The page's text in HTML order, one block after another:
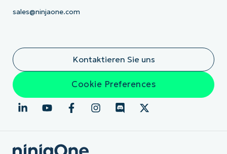
sales@ninjaone.com
Kontaktieren Sie uns
Cookie Preferences